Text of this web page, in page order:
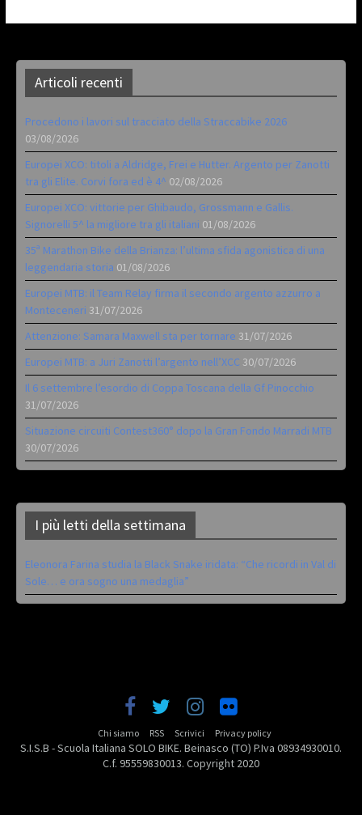
Articoli recenti
Procedono i lavori sul tracciato della Straccabike 2026
03/08/2026
Europei XCO: titoli a Aldridge, Frei e Hutter. Argento per Zanotti
tra gli Elite. Corvi fora ed è 4^ 02/08/2026
Europei XCO: vittorie per Ghibaudo, Grossmann e Gallis.
Signorelli 5^ la migliore tra gli italiani 01/08/2026
35ª Marathon Bike della Brianza: l’ultima sfida agonistica di una
leggendaria storia 01/08/2026
Europei MTB: il Team Relay firma il secondo argento azzurro a
Monteceneri 31/07/2026
Attenzione: Samara Maxwell sta per tornare 31/07/2026
Europei MTB: a Juri Zanotti l’argento nell’XCC 30/07/2026
Il 6 settembre l’esordio di Coppa Toscana della Gf Pinocchio
31/07/2026
Situazione circuiti Contest360° dopo la Gran Fondo Marradi MTB
30/07/2026
I più letti della settimana
Eleonora Farina studia la Black Snake iridata: “Che ricordi in Val di
Sole… e ora sogno una medaglia”
Chi siamo RSS Scrivici Privacy policy
S.I.S.B - Scuola Italiana SOLO BIKE. Beinasco (TO) P.Iva 08934930010.
C.f. 95559830013. Copyright 2020